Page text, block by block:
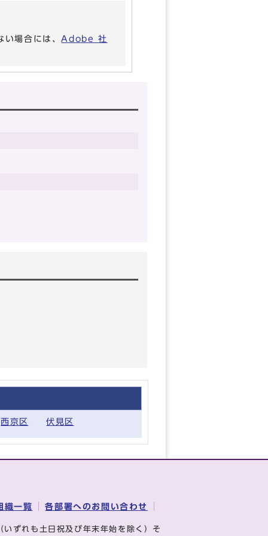
い場合には、Adobe 社
西京区 伏見区
織一覧 各部署へのお問い合わせ
（いずれも土日祝及び年末年始を除く）そ